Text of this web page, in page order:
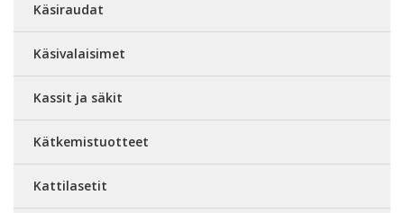
Käsiraudat
Käsivalaisimet
Kassit ja säkit
Kätkemistuotteet
Kattilasetit